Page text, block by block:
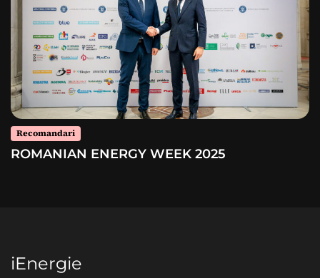
Recomandari
ROMANIAN ENERGY WEEK 2025
iEnergie